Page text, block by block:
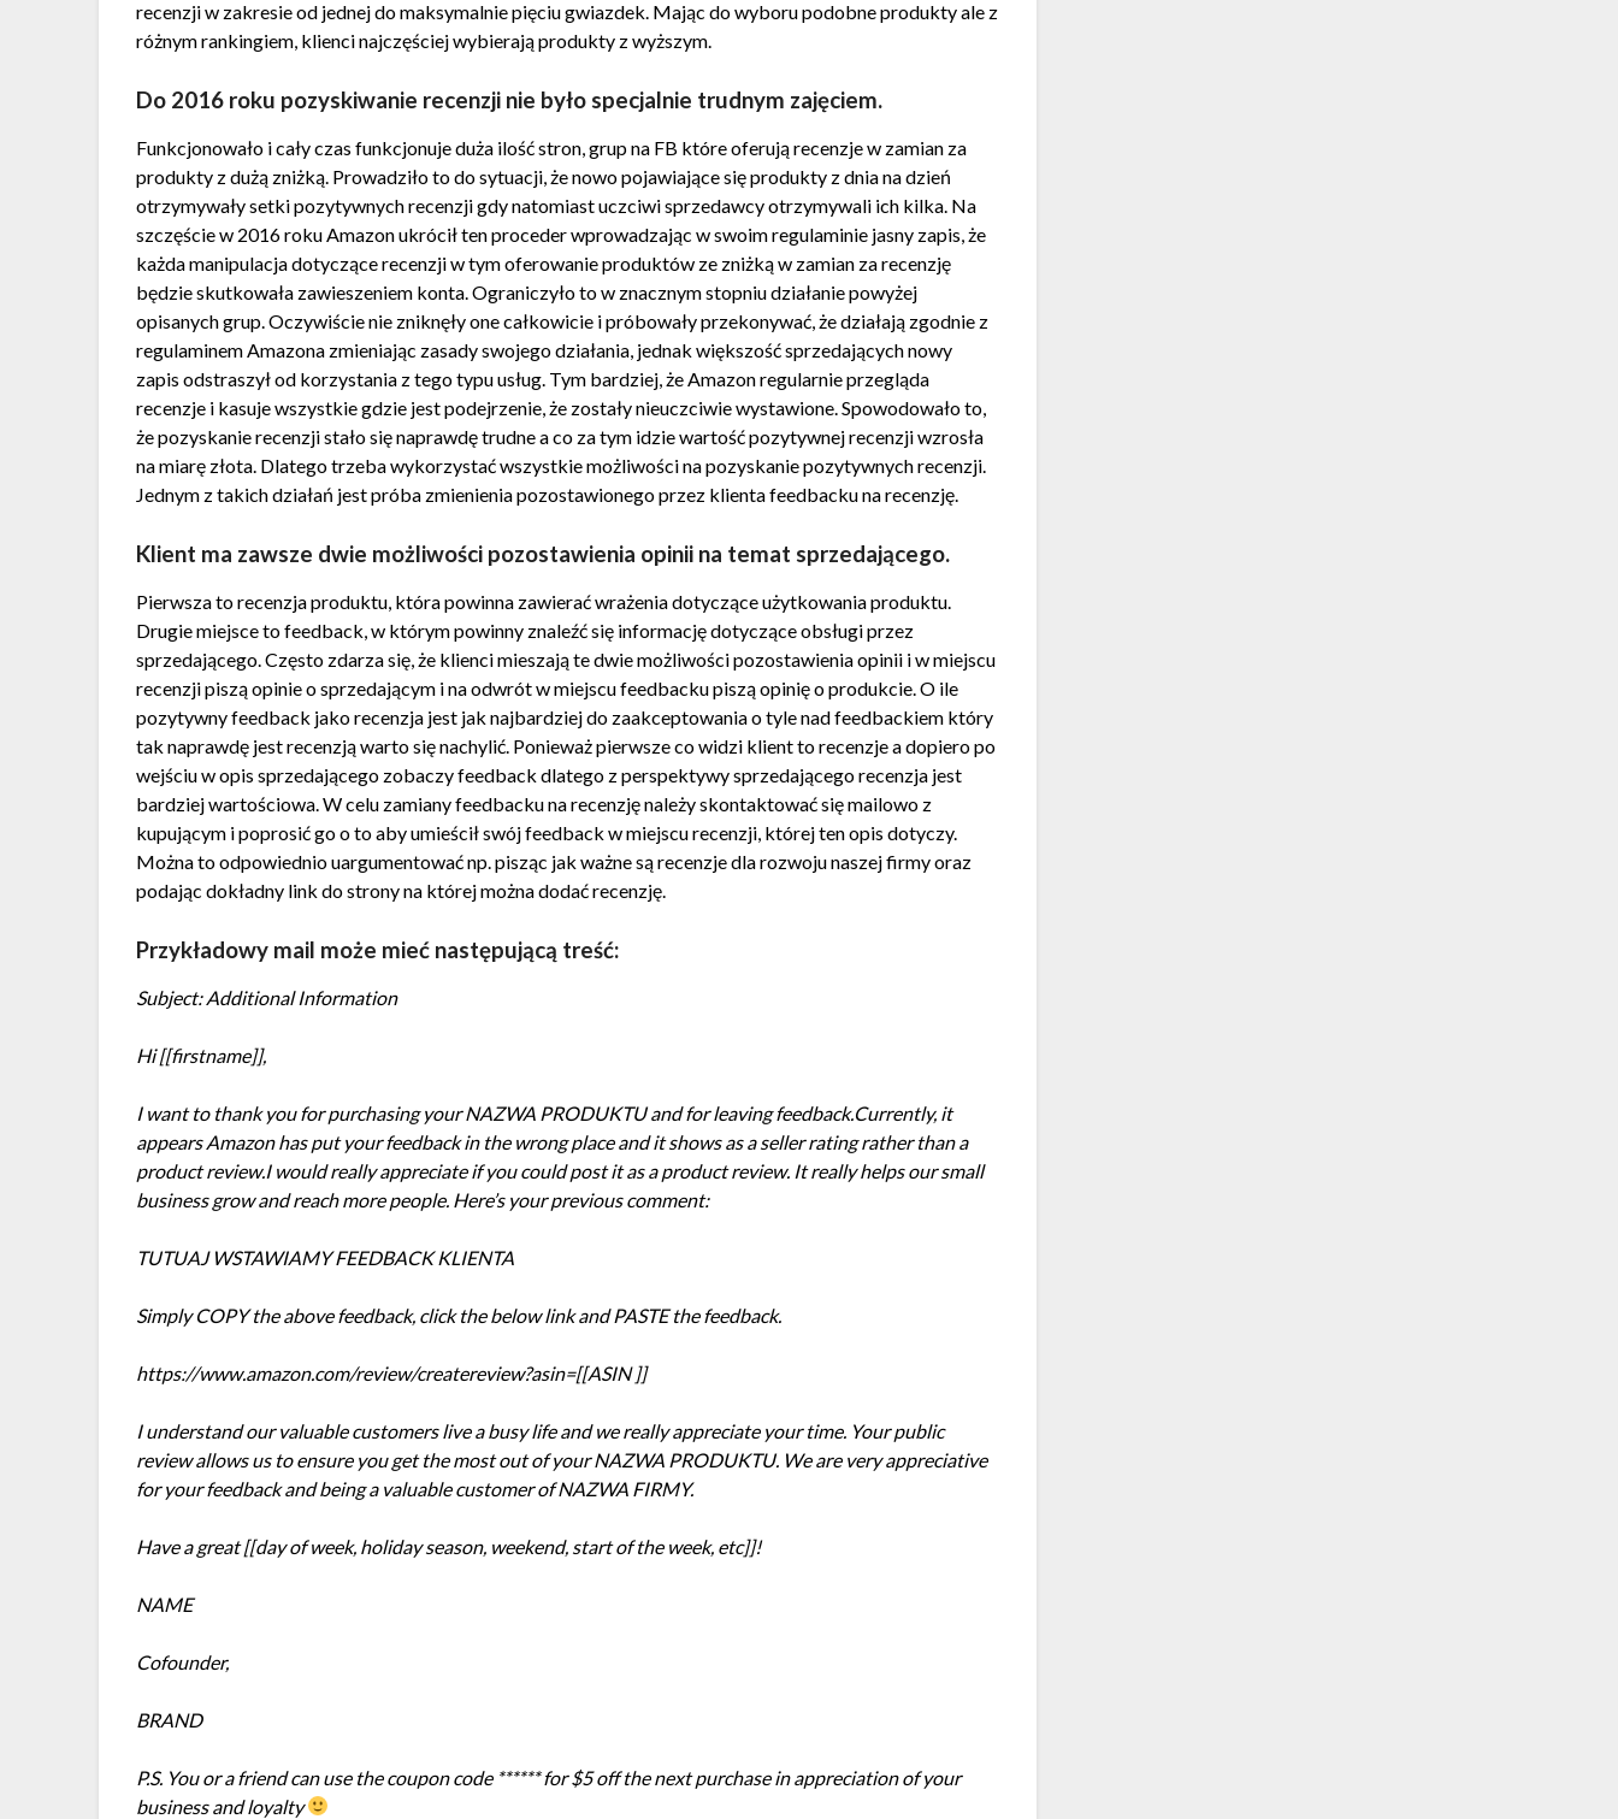
recenzji w zakresie od jednej do maksymalnie pięciu gwiazdek. Mając do wyboru podobne produkty ale z
różnym rankingiem, klienci najczęściej wybierają produkty z wyższym.
Do 2016 roku pozyskiwanie recenzji nie było specjalnie trudnym zajęciem.
Funkcjonowało i cały czas funkcjonuje duża ilość stron, grup na FB które oferują recenzje w zamian za
produkty z dużą zniżką. Prowadziło to do sytuacji, że nowo pojawiające się produkty z dnia na dzień
otrzymywały setki pozytywnych recenzji gdy natomiast uczciwi sprzedawcy otrzymywali ich kilka. Na
szczęście w 2016 roku Amazon ukrócił ten proceder wprowadzając w swoim regulaminie jasny zapis, że
każda manipulacja dotyczące recenzji w tym oferowanie produktów ze zniżką w zamian za recenzję
będzie skutkowała zawieszeniem konta. Ograniczyło to w znacznym stopniu działanie powyżej
opisanych grup. Oczywiście nie zniknęły one całkowicie i próbowały przekonywać, że działają zgodnie z
regulaminem Amazona zmieniając zasady swojego działania, jednak większość sprzedających nowy
zapis odstraszył od korzystania z tego typu usług. Tym bardziej, że Amazon regularnie przegląda
recenzje i kasuje wszystkie gdzie jest podejrzenie, że zostały nieuczciwie wystawione. Spowodowało to,
że pozyskanie recenzji stało się naprawdę trudne a co za tym idzie wartość pozytywnej recenzji wzrosła
na miarę złota. Dlatego trzeba wykorzystać wszystkie możliwości na pozyskanie pozytywnych recenzji.
Jednym z takich działań jest próba zmienienia pozostawionego przez klienta feedbacku na recenzję.
Klient ma zawsze dwie możliwości pozostawienia opinii na temat sprzedającego.
Pierwsza to recenzja produktu, która powinna zawierać wrażenia dotyczące użytkowania produktu.
Drugie miejsce to feedback, w którym powinny znaleźć się informację dotyczące obsługi przez
sprzedającego. Często zdarza się, że klienci mieszają te dwie możliwości pozostawienia opinii i w miejscu
recenzji piszą opinie o sprzedającym i na odwrót w miejscu feedbacku piszą opinię o produkcie. O ile
pozytywny feedback jako recenzja jest jak najbardziej do zaakceptowania o tyle nad feedbackiem który
tak naprawdę jest recenzją warto się nachylić. Ponieważ pierwsze co widzi klient to recenzje a dopiero po
wejściu w opis sprzedającego zobaczy feedback dlatego z perspektywy sprzedającego recenzja jest
bardziej wartościowa. W celu zamiany feedbacku na recenzję należy skontaktować się mailowo z
kupującym i poprosić go o to aby umieścił swój feedback w miejscu recenzji, której ten opis dotyczy.
Można to odpowiednio uargumentować np. pisząc jak ważne są recenzje dla rozwoju naszej firmy oraz
podając dokładny link do strony na której można dodać recenzję.
Przykładowy mail może mieć następującą treść:
Subject: Additional Information
Hi [[firstname]],
I want to thank you for purchasing your NAZWA PRODUKTU and for leaving feedback.Currently, it
appears Amazon has put your feedback in the wrong place and it shows as a seller rating rather than a
product review.I would really appreciate if you could post it as a product review. It really helps our small
business grow and reach more people. Here’s your previous comment:
TUTUAJ WSTAWIAMY FEEDBACK KLIENTA
Simply COPY the above feedback, click the below link and PASTE the feedback.
https://www.amazon.com/review/createreview?asin=[[ASIN ]]
I understand our valuable customers live a busy life and we really appreciate your time. Your public
review allows us to ensure you get the most out of your NAZWA PRODUKTU. We are very appreciative
for your feedback and being a valuable customer of NAZWA FIRMY.
Have a great [[day of week, holiday season, weekend, start of the week, etc]]!
NAME
Cofounder,
BRAND
P.S. You or a friend can use the coupon code ****** for $5 off the next purchase in appreciation of your
business and loyalty